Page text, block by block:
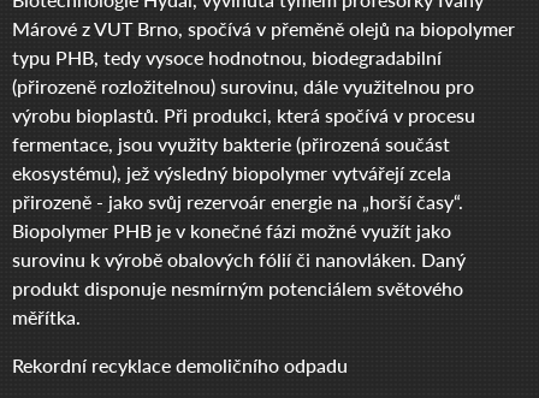
Márové z VUT Brno, spočívá v přeměně olejů na biopolymer
typu PHB, tedy vysoce hodnotnou, biodegradabilní
(přirozeně rozložitelnou) surovinu, dále využitelnou pro
výrobu bioplastů. Při produkci, která spočívá v procesu
fermentace, jsou využity bakterie (přirozená součást
ekosystému), jež výsledný biopolymer vytvářejí zcela
přirozeně - jako svůj rezervoár energie na „horší časy“.
Biopolymer PHB je v konečné fázi možné využít jako
surovinu k výrobě obalových fólií či nanovláken. Daný
produkt disponuje nesmírným potenciálem světového
měřítka.
Rekordní recyklace demoličního odpadu